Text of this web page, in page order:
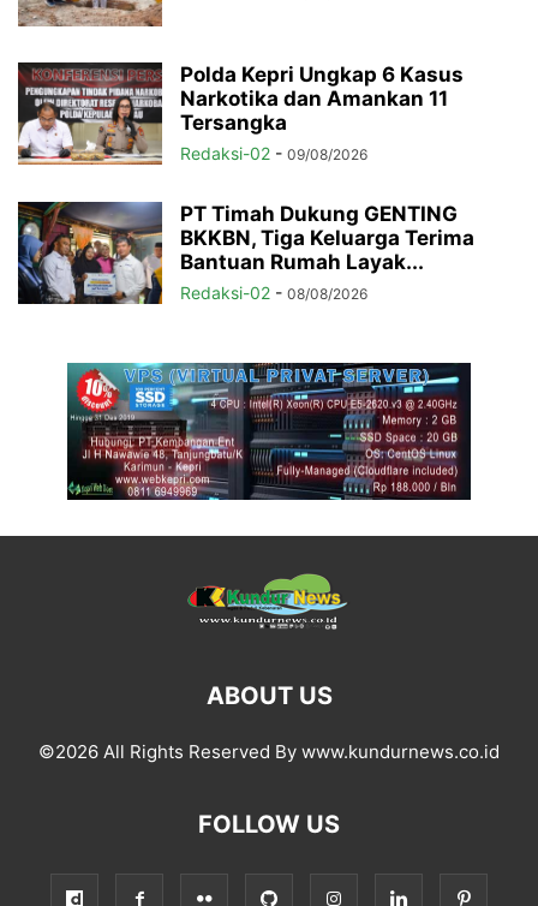
Polda Kepri Ungkap 6 Kasus
Narkotika dan Amankan 11
Tersangka
Redaksi-02 - 09/08/2026
PT Timah Dukung GENTING
BKKBN, Tiga Keluarga Terima
Bantuan Rumah Layak...
Redaksi-02 - 08/08/2026
ABOUT US
©2026 All Rights Reserved By www.kundurnews.co.id
FOLLOW US